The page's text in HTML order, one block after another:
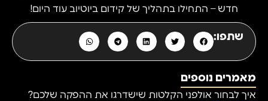
חדש – התחילו בתהליך של קידום ביוטיוב עוד היום!
שתפו:
מאמרים נוספים
איך לבחור אולפני הקלטות שישדרגו את ההפקה שלכם?